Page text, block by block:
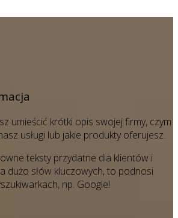
umieścić krótki opis swojej firmy, czym
usługi lub jakie produkty oferujesz.
teksty przydatne dla klientów i
dużo słów kluczowych, to podnosi
np. Google!